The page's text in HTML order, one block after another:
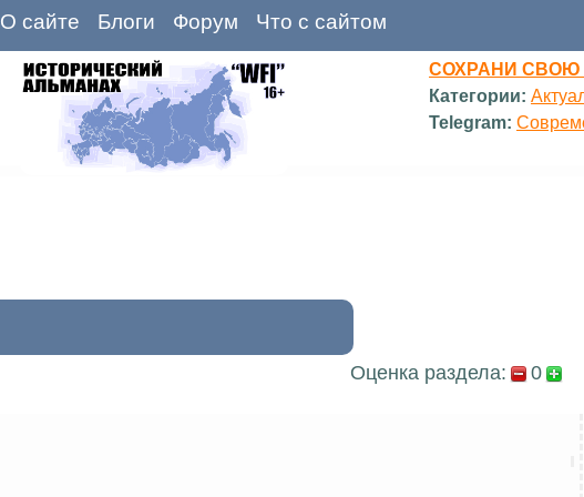
О сайте Блоги Форум Что с сайтом
СОХРАНИ СВОЮ
Категории:
Telegram:
Оценка раздела: 0